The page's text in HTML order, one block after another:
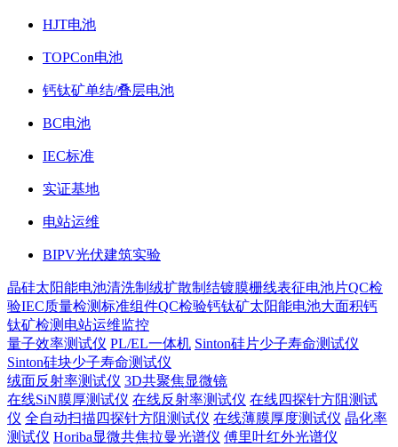
HJT电池
TOPCon电池
钙钛矿单结/叠层电池
BC电池
IEC标准
实证基地
电站运维
BIPV光伏建筑实验
晶硅太阳能电池清洗制绒扩散制结镀膜栅线表征电池片QC检
验IEC质量检测标准组件QC检验钙钛矿太阳能电池大面积钙
钛矿检测 电站运维监控
量子效率测试仪 PL/EL一体机 Sinton硅片少子寿命测试仪
Sinton硅块少子寿命测试仪
绒面反射率测试仪 3D共聚焦显微镜
在线SiN膜厚测试仪 在线反射率测试仪 在线四探针方阻测试
仪 全自动扫描四探针方阻测试仪 在线薄膜厚度测试仪 晶化率
测试仪 Horiba显微共焦拉曼光谱仪 傅里叶红外光谱仪